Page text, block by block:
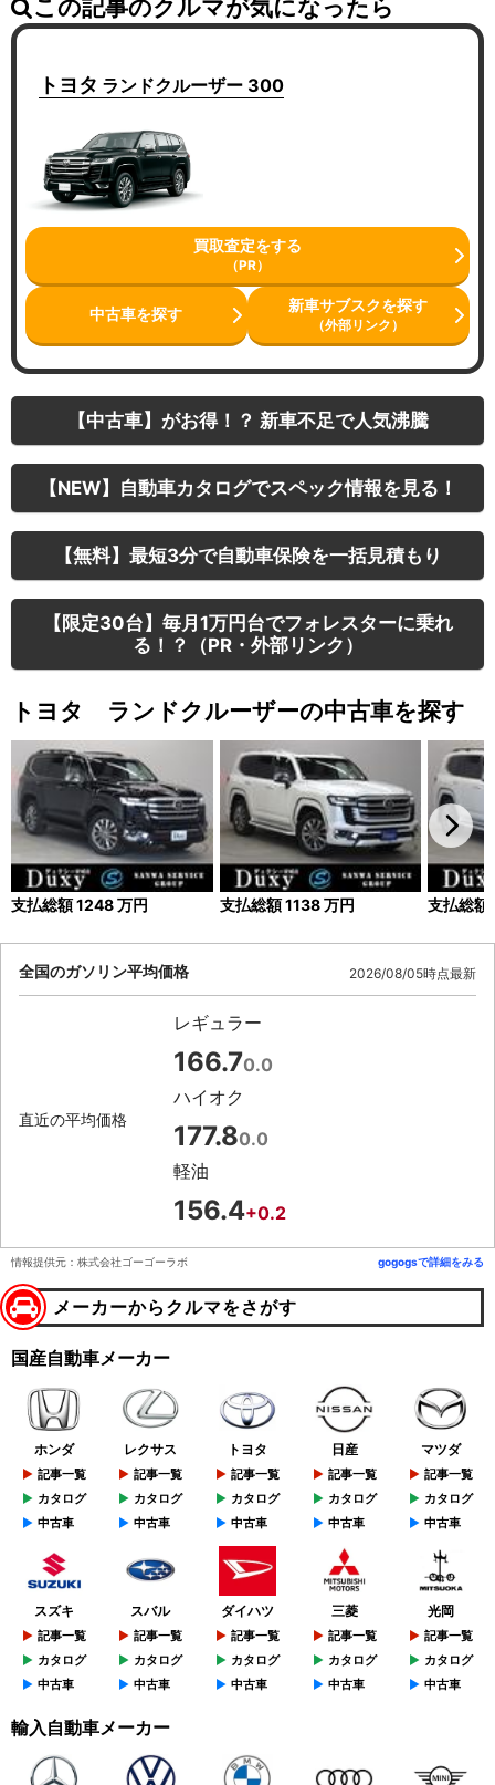
この記事のクルマが気になったら
トヨタ ランドクルーザー 300
買取査定をする
（PR）
中古車を探す 新車サブスクを探す
（外部リンク）
【中古車】がお得！？ 新車不足で人気沸騰
【NEW】自動車カタログでスペック情報を見る！
【無料】最短3分で自動車保険を一括見積もり
【限定30台】毎月1万円台でフォレスターに乗れ
る！？（PR・外部リンク）
トヨタ ランドクルーザーの中古車を探す
支払総額1248万円 支払総額1138万円 支払総額
全国のガソリン平均価格 2026/08/05時点最新
直近の平均価格
レギュラー
166.70.0
ハイオク
177.80.0
軽油
156.4+0.2
情報提供元：株式会社ゴーゴーラボ gogogsで詳細をみる
メーカーからクルマをさがす
国産自動車メーカー
ホンダ
記事一覧
カタログ
中古車
レクサス
記事一覧
カタログ
中古車
トヨタ
記事一覧
カタログ
中古車
日産
記事一覧
カタログ
中古車
マツダ
記事一覧
カタログ
中古車
スズキ
記事一覧
カタログ
中古車
スバル
記事一覧
カタログ
中古車
ダイハツ
記事一覧
カタログ
中古車
三菱
記事一覧
カタログ
中古車
光岡
記事一覧
カタログ
中古車
輸入自動車メーカー